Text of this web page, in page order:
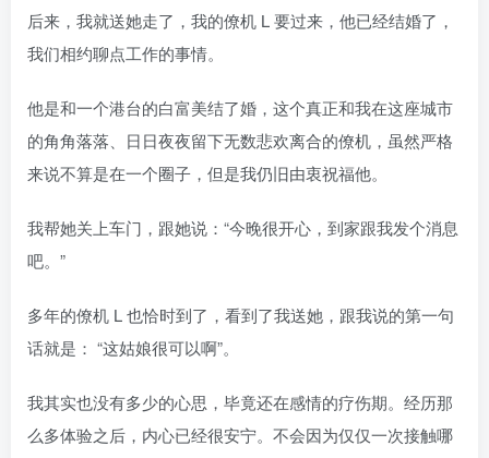
后来，我就送她走了，我的僚机 L 要过来，他已经结婚了，
我们相约聊点工作的事情。
他是和一个港台的白富美结了婚，这个真正和我在这座城市
的角角落落、日日夜夜留下无数悲欢离合的僚机，虽然严格
来说不算是在一个圈子，但是我仍旧由衷祝福他。
我帮她关上车门，跟她说：“今晚很开心，到家跟我发个消息
吧。”
多年的僚机 L 也恰时到了，看到了我送她，跟我说的第一句
话就是： “这姑娘很可以啊”。
我其实也没有多少的心思，毕竟还在感情的疗伤期。经历那
么多体验之后，内心已经很安宁。不会因为仅仅一次接触哪